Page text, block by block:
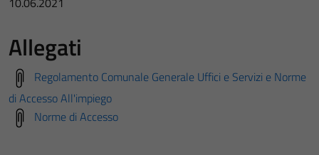
Allegati
Regolamento Comunale Generale Uffici e Servizi e Norme
di Accesso All'impiego
Norme di Accesso